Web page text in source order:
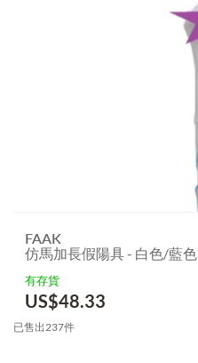
FAAK
仿馬加長假陽具 - 白色/藍色
有存貨
US$48.33
已售出237件